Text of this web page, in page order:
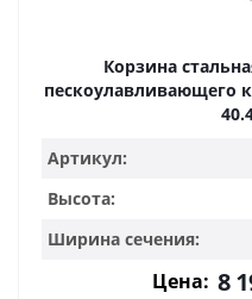
Корзина
пескоулавливающего
Артикул:
Высота:
Ширина сечения:
Цена: 8